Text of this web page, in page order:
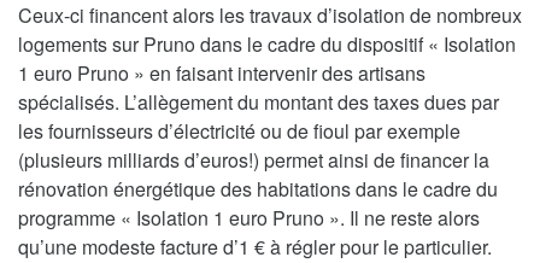
Ceux-ci financent alors les travaux d’isolation de nombreux
logements sur Pruno dans le cadre du dispositif « Isolation
1 euro Pruno » en faisant intervenir des artisans
spécialisés. L’allègement du montant des taxes dues par
les fournisseurs d’électricité ou de fioul par exemple
(plusieurs milliards d’euros!) permet ainsi de financer la
rénovation énergétique des habitations dans le cadre du
programme « Isolation 1 euro Pruno ». Il ne reste alors
qu’une modeste facture d’1 € à régler pour le particulier.